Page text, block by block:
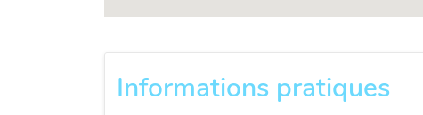
Informations pratiques